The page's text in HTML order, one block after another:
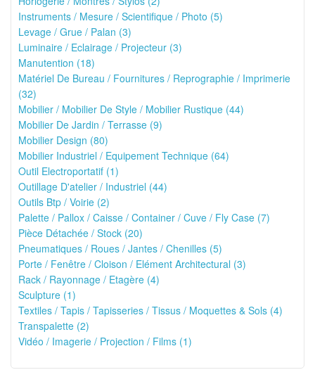
Instruments / Mesure / Scientifique / Photo (5)
Levage / Grue / Palan (3)
Luminaire / Eclairage / Projecteur (3)
Manutention (18)
Matériel De Bureau / Fournitures / Reprographie / Imprimerie
(32)
Mobilier / Mobilier De Style / Mobilier Rustique (44)
Mobilier De Jardin / Terrasse (9)
Mobilier Design (80)
Mobilier Industriel / Equipement Technique (64)
Outil Electroportatif (1)
Outillage D'atelier / Industriel (44)
Outils Btp / Voirie (2)
Palette / Pallox / Caisse / Container / Cuve / Fly Case (7)
Pièce Détachée / Stock (20)
Pneumatiques / Roues / Jantes / Chenilles (5)
Porte / Fenêtre / Cloison / Elément Architectural (3)
Rack / Rayonnage / Etagère (4)
Sculpture (1)
Textiles / Tapis / Tapisseries / Tissus / Moquettes & Sols (4)
Transpalette (2)
Vidéo / Imagerie / Projection / Films (1)